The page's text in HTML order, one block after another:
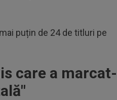
puțin de 24 de titluri pe
care a marcat-
"